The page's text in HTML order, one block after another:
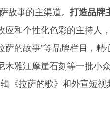
故事的主渠道。打造品牌
和个性化色彩的主持人
萨的故事”等品牌栏目，
雅江摩崖石刻等一批小
辑《拉萨的歌》和外宣短